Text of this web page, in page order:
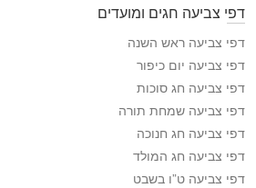
דפי צביעה חגים ומועדים
דפי צביעה ראש השנה
דפי צביעה יום כיפור
דפי צביעה חג סוכות
דפי צביעה שמחת תורה
דפי צביעה חג חנוכה
דפי צביעה חג המולד
דפי צביעה ט”ו בשבט